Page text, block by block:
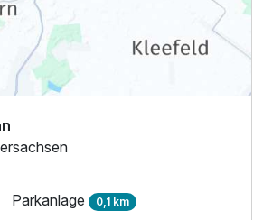
Parkanlage 0,1 km